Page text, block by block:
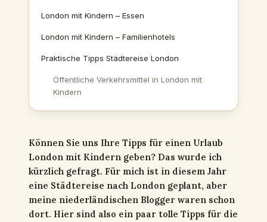
London mit Kindern – Essen
London mit Kindern – Familienhotels
Praktische Tipps Städtereise London
Öffentliche Verkehrsmittel in London mit
Kindern
Können Sie uns Ihre Tipps für einen Urlaub
London mit Kindern geben? Das wurde ich
kürzlich gefragt. Für mich ist in diesem Jahr
eine Städtereise nach London geplant, aber
meine niederländischen Blogger waren schon
dort. Hier sind also ein paar tolle Tipps für die